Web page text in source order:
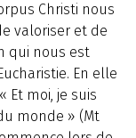
Christi nous
valoriser et de
qui nous est
En elle
Et moi, je suis
monde » (Mt